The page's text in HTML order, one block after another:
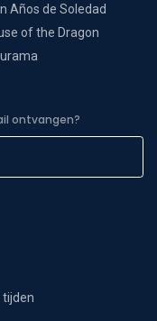
Años de Soledad
of the Dragon
ontvangen?
tijden